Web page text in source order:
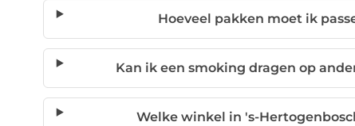
Hoeveel pakken moet ik
Kan ik een smoking dragen op
Welke winkel in 's-